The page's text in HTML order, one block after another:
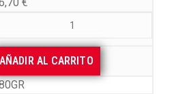
16,70 €
AÑADIR AL CARRITO